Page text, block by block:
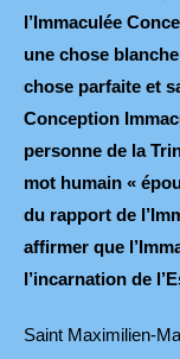
l’Immaculée
une chose
chose parfaite et
Conception
personne de la
mot humain «
du rapport de
affirmer que
l’incarnation de
Saint Maximilien-